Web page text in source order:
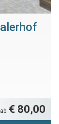
€ 80,00